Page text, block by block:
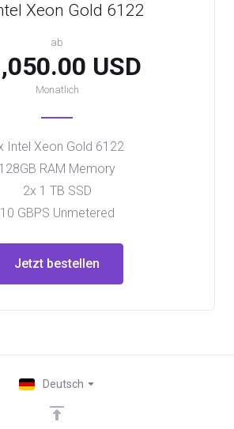
Xeon Gold 6122
ab
USD
Monatlich
Intel Xeon Gold 6122
128GB RAM Memory
2x 1 TB SSD
10 GBPS Unmetered
Jetzt bestellen
Deutsch